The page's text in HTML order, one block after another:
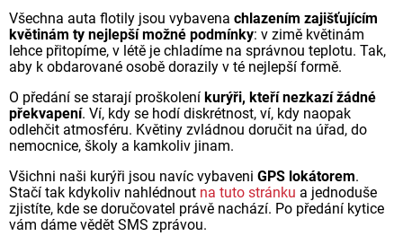
Všechna auta flotily jsou vybavena chlazením zajišťujícím
květinám ty nejlepší možné podmínky: v zimě květinám
lehce přitopíme, v létě je chladíme na správnou teplotu. Tak,
aby k obdarované osobě dorazily v té nejlepší formě.
O předání se starají proškolení kurýři, kteří nezkazí žádné
překvapení. Ví, kdy se hodí diskrétnost, ví, kdy naopak
odlehčit atmosféru. Květiny zvládnou doručit na úřad, do
nemocnice, školy a kamkoliv jinam.
Všichni naši kurýři jsou navíc vybaveni GPS lokátorem.
Stačí tak kdykoliv nahlédnout na tuto stránku a jednoduše
zjistíte, kde se doručovatel právě nachází. Po předání kytice
vám dáme vědět SMS zprávou.